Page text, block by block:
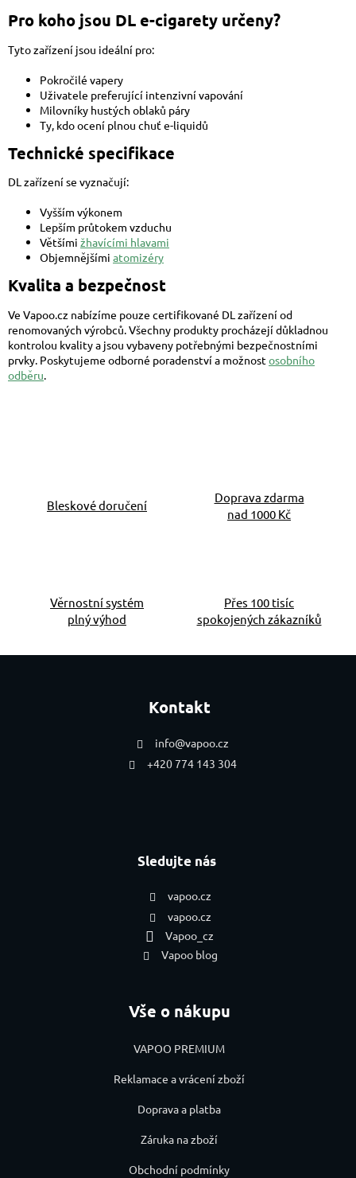
Pro koho jsou DL e-cigarety určeny?
Tyto zařízení jsou ideální pro:
Pokročilé vapery
Uživatele preferující intenzivní vapování
Milovníky hustých oblaků páry
Ty, kdo ocení plnou chuť e-liquidů
Technické specifikace
DL zařízení se vyznačují:
Vyšším výkonem
Lepším průtokem vzduchu
Většími žhavícími hlavami
Objemnějšími atomizéry
Kvalita a bezpečnost
Ve Vapoo.cz nabízíme pouze certifikované DL zařízení od
renomovaných výrobců. Všechny produkty procházejí důkladnou
kontrolou kvality a jsou vybaveny potřebnými bezpečnostními
prvky. Poskytujeme odborné poradenství a možnostosobního
odběru.
Bleskové doručení
Doprava zdarma
nad 1000 Kč
Věrnostní systém
plný výhod
Přes 100 tisíc
spokojených zákazníků
Kontakt
info@vapoo.cz
+420 774 143 304
Sledujte nás
vapoo.cz
vapoo.cz
Vapoo_cz
Vapoo blog
Vše o nákupu
VAPOO PREMIUM
Reklamace a vrácení zboží
Doprava a platba
Záruka na zboží
Obchodní podmínky